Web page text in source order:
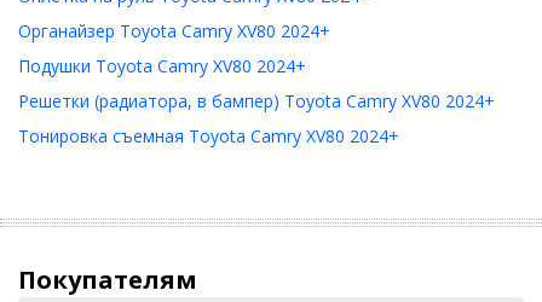
Органайзер Toyota Camry XV80 2024+
Подушки Toyota Camry XV80 2024+
Решетки (радиатора, в бампер) Toyota Camry XV80 2024+
Тонировка съемная Toyota Camry XV80 2024+
Покупателям